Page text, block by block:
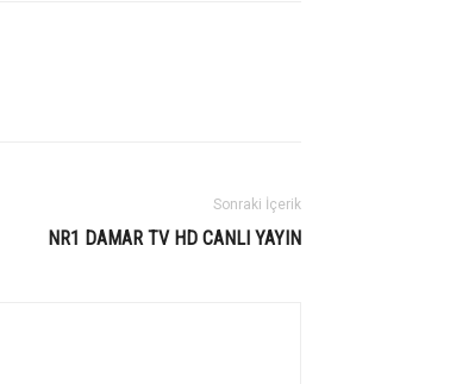
Sonraki İçerik
NR1 DAMAR TV HD CANLI YAYIN